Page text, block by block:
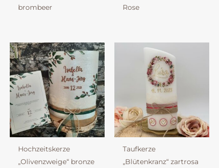
brombeer
Rose
Hochzeitskerze
„Olivenzweige“ bronze
Taufkerze
„Blütenkranz“ zartrosa